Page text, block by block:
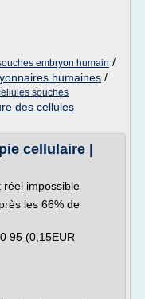
embryon humain /
humaines /
souches
des cellules
cellulaire |
réel impossible
les 66% de
95 (0,15EUR